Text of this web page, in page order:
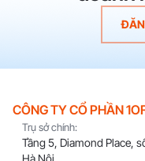
CÔNG TY CỔ PHẦN
Trụ sở chính:
Tầng 5, Diamond Place,
Hà Nội